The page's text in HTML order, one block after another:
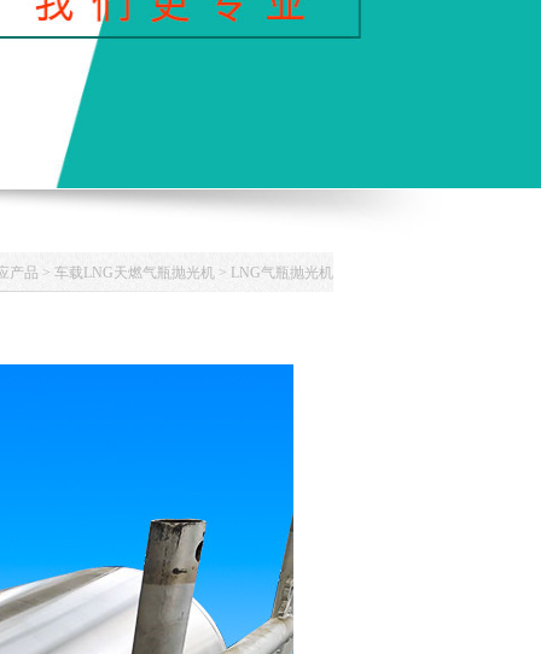
产品 > 车载LNG天燃气瓶抛光机 > LNG气瓶抛光机